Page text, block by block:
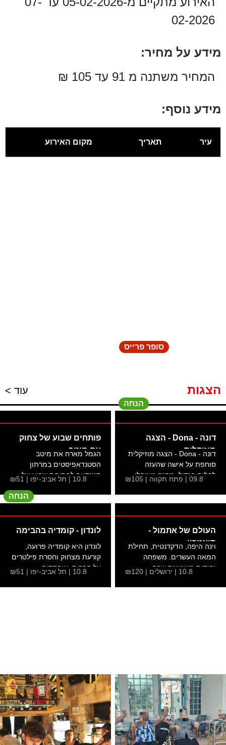
02-2026
מידע על מחיר:
המחיר משתנה מ 91 עד 105 ₪
מידע נוסף:
עיר תאריך מקום האירוע
הצגות עוד >
סופר פרייס
הנחה
דונה - Dona - הצגה
מוזיקלית
דונה - Dona - הצגה מוזיקלית
סוחפת על אישה שהעזה
לחלום בגדול. מחזה מוזיקלי...
09.8 | פתח תקווה | ₪105
פותחים שבוע של צחוק
עם מיטב
הגמל מארח את מיטב
הסטנדאפיסטים במרתון
סטנדאפ לפתיחת שבוע של
10.8 | תל אביב-יפו | ₪51
העולם של אתמול -
תיאטרון
וינה היפה, הדקדנטית, תחילת
המאה העשרים. משפחה
יהודית משגשגת שבה
10.8 | ירושלים | ₪120
הנחה
לונדון - קומדיה בהבימה
לונדון היא קומדיה פרועה,
קורעת מצחוק וחסרת פילטרים
על חברות, אובססיה...
10.8 | תל אביב-יפו | ₪51